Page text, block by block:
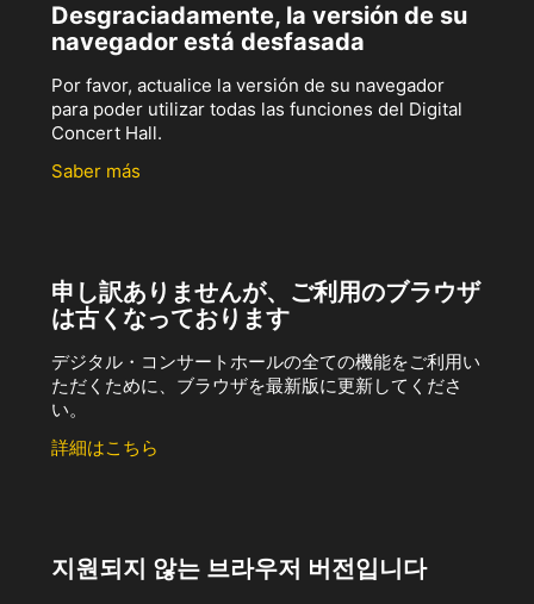
Desgraciadamente, la versión de su
navegador está desfasada
Por favor, actualice la versión de su navegador
para poder utilizar todas las funciones del Digital
Concert Hall.
Saber más
申し訳ありませんが、ご利用のブラウザ
は古くなっております
デジタル・コンサートホールの全ての機能をご利用い
ただくために、ブラウザを最新版に更新してくださ
い。
詳細はこちら
지원되지 않는 브라우저 버전입니다